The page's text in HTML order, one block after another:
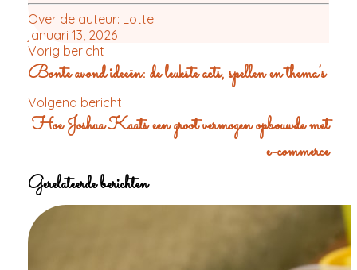
Over de auteur: Lotte
januari 13, 2026
Vorig bericht
Bonte avond ideeën: de leukste acts, spellen en thema’s
Volgend bericht
Hoe Joshua Kaats een groot vermogen opbouwde met
e-commerce
Gerelateerde berichten